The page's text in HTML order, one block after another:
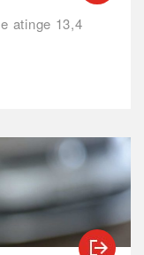
atinge 13,4